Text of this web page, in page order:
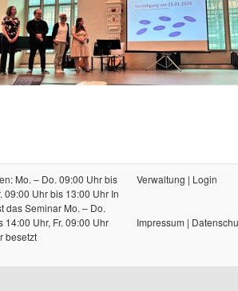
Mo. – Do. 09:00 Uhr bis
09:00 Uhr bis 13:00 Uhr In
das Seminar Mo. – Do.
14:00 Uhr, Fr. 09:00 Uhr
besetzt
Verwaltung | Login
Impressum |